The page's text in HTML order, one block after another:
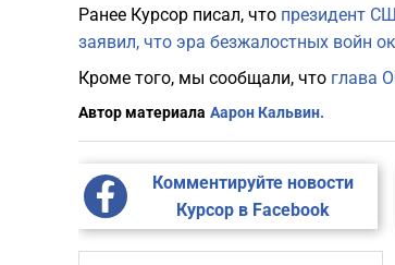
Ранее Курсор писал, что президент
заявил, что эра безжалостных войн
Кроме того, мы сообщали, что глава
Автор материала Аарон Кальвин.
Комментируйте новости
Курсор в Facebook